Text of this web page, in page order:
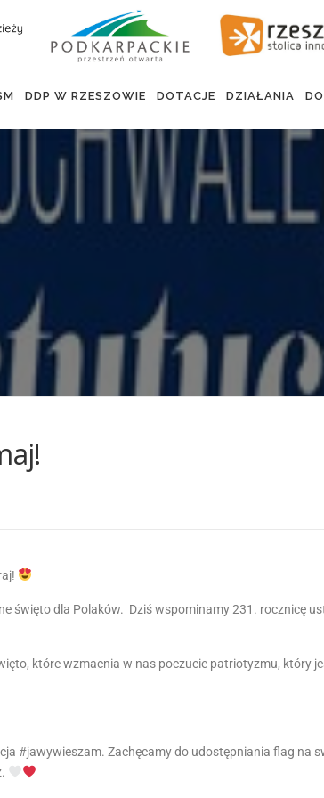
DDP W RZESZOWIE DOTACJE DZIAŁANIA
święto dla Polaków. Dziś wspominamy 231. rocznicę
które wzmacnia w nas poczucie patriotyzmu, który
#jawywieszam. Zachęcamy do udostępniania flag na